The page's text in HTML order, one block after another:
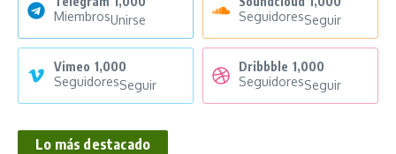
MiembrosUnirse
SeguidoresSeguir
Vimeo 1,000
SeguidoresSeguir
Dribbble 1,000
SeguidoresSeguir
Lo más destacado